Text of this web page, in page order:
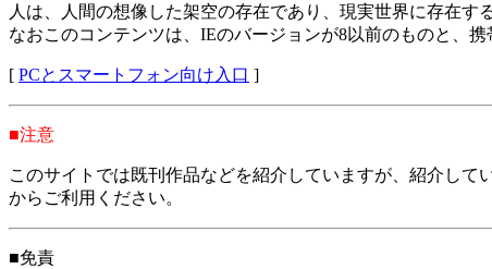
人は、人間の想像した架空の存在であり、現実世界に存在す
なおこのコンテンツは、IEのバージョンが8以前のものと、
[ PCとスマートフォン向け入口 ]
■注意
このサイトでは既刊作品などを紹介していますが、紹介し
からご利用ください。
■免責